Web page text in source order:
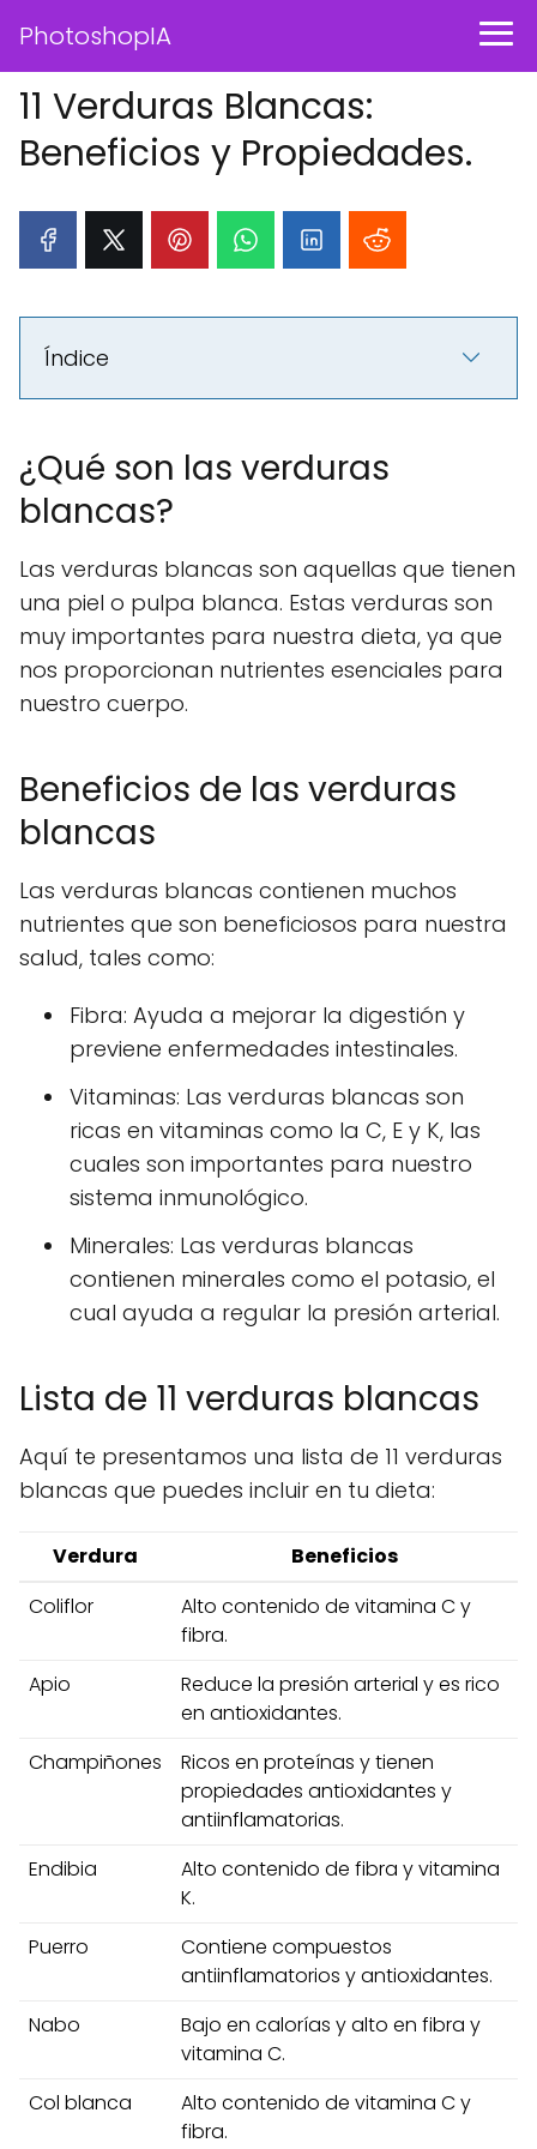
PhotoshopIA
11 Verduras Blancas:
Beneficios y Propiedades.
Índice
¿Qué son las verduras
blancas?
Las verduras blancas son aquellas que tienen
una piel o pulpa blanca. Estas verduras son
muy importantes para nuestra dieta, ya que
nos proporcionan nutrientes esenciales para
nuestro cuerpo.
Beneficios de las verduras
blancas
Las verduras blancas contienen muchos
nutrientes que son beneficiosos para nuestra
salud, tales como:
Fibra: Ayuda a mejorar la digestión y
previene enfermedades intestinales.
Vitaminas: Las verduras blancas son
ricas en vitaminas como la C, E y K, las
cuales son importantes para nuestro
sistema inmunológico.
Minerales: Las verduras blancas
contienen minerales como el potasio, el
cual ayuda a regular la presión arterial.
Lista de 11 verduras blancas
Aquí te presentamos una lista de 11 verduras
blancas que puedes incluir en tu dieta:
Verdura
Beneficios
Coliflor
Alto contenido de vitamina C y
fibra.
Apio
Reduce la presión arterial y es rico
en antioxidantes.
Champiñones
Ricos en proteínas y tienen
propiedades antioxidantes y
antiinflamatorias.
Endibia
Alto contenido de fibra y vitamina
K.
Puerro
Contiene compuestos
antiinflamatorios y antioxidantes.
Nabo
Bajo en calorías y alto en fibra y
vitamina C.
Col blanca
Alto contenido de vitamina C y
fibra.